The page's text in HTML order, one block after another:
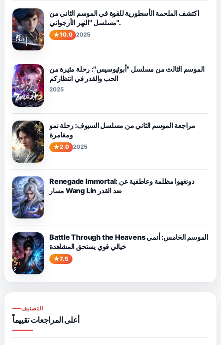
اكتشف الملحمة الأسطورية للقوة في الموسم الثاني من
مسلسل "النهر الأرجواني".
10.0 2025
الموسم الثالث من مسلسل "أبوثيوسيس": رحلة مثيرة من
الحب والقدر في انتظاركم
2025
مراجعة الموسم الثاني من مسلسل السيوف: رحلة نمو
ومغامرة
2.0 2025
Renegade Immortal: دونغهوا مظلمة وعاطفية عن
مسار Wang Lin ضد القدر
Battle Through the Heavens الموسم الخامس: أنمي
خيالي قوي يستحق المشاهدة
7.5
التصنيف
أعلى المراجعات تقييماً